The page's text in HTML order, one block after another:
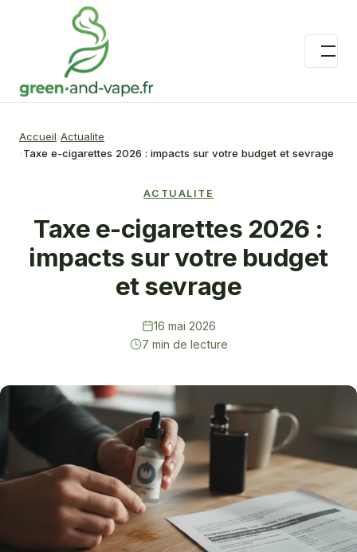
Accueil Actualite
Taxe e-cigarettes 2026 : impacts sur votre budget et sevrage
ACTUALITE
Taxe e-cigarettes 2026 :
impacts sur votre budget
et sevrage
16 mai 2026
7 min de lecture